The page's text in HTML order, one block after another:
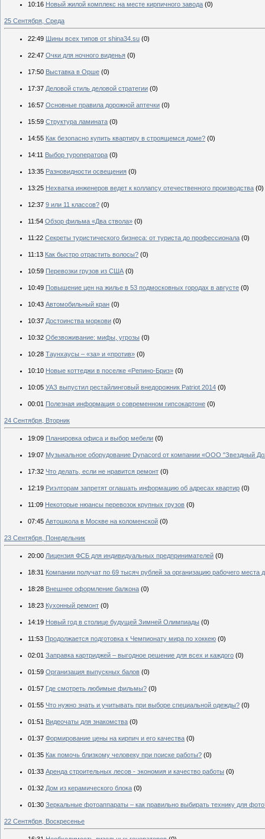
10:16 Новый жилой комплекс на месте кирпичного завода (0)
25 Сентября, Среда
22:49 Шины всех типов от shina34.su (0)
22:47 Очки для ночного виденья (0)
17:50 Выставка в Орше (0)
17:37 Деловой стиль деловой стратегии (0)
16:57 Основные правила дорожной аптечки (0)
15:59 Структура ламината (0)
14:55 Как безопасно купить квартиру в строящемся доме? (0)
14:11 Выбор туроператора (0)
13:35 Разновидности освещения (0)
13:25 Нехватка инженеров ведет к коллапсу отечественного производства (0)
12:37 9 или 11 классов? (0)
11:54 Обзор фильма «Два ствола» (0)
11:22 Секреты туристического бизнеса: от туриста до профессионала (0)
11:13 Как быстро отрастить волосы? (0)
10:59 Перевозки грузов из США (0)
10:49 Повышение цен на жилье в 53 подмосковных городах в августе (0)
10:43 Автомобильный кран (0)
10:37 Достоинства моркови (0)
10:32 Обезвоживание: мифы, угрозы (0)
10:28 Таунхаусы – «за» и «против» (0)
10:10 Новые коттеджи в поселке «Репино-Бриз» (0)
10:05 УАЗ выпустил рестайлинговый внедорожник Patriot 2014 (0)
00:01 Полезная информация о современном гипсокартоне (0)
24 Сентября, Вторник
19:09 Планировка офиса и выбор мебели (0)
19:07 Музыкальное оборудование Dynacord от компании «ООО "Звездный
17:32 Что делать, если не нравится ремонт (0)
12:19 Риэлторам запретят оглашать информацию об адресах квартир (0)
11:09 Некоторые нюансы перевозок крупных грузов (0)
07:45 Автошкола в Москве на коломенской (0)
23 Сентября, Понедельник
20:00 Лицензия ФСБ для индивидуальных предпринимателей (0)
18:31 Компании получат по 69 тысяч рублей за организацию рабочего места
18:28 Внешнее оформление балкона (0)
18:23 Кухонный ремонт (0)
14:19 Новый год в столице будущей Зимней Олимпиады (0)
11:53 Продолжается подготовка к Чемпионату мира по хоккею (0)
02:01 Заправка картриджей – выгодное решение для всех и каждого (0)
01:59 Организация выпускных балов (0)
01:57 Где смотреть любимые фильмы? (0)
01:55 Что нужно знать и учитывать при выборе специальной одежды? (0)
01:51 Видеочаты для знакомства (0)
01:37 Формирование цены на кирпич и его качества (0)
01:35 Как помочь близкому человеку при поиске работы? (0)
01:33 Аренда строительных лесов - экономия и качество работы (0)
01:32 Дом из керамического блока (0)
01:30 Зеркальные фотоаппараты – как правильно выбирать технику для
22 Сентября, Воскресенье